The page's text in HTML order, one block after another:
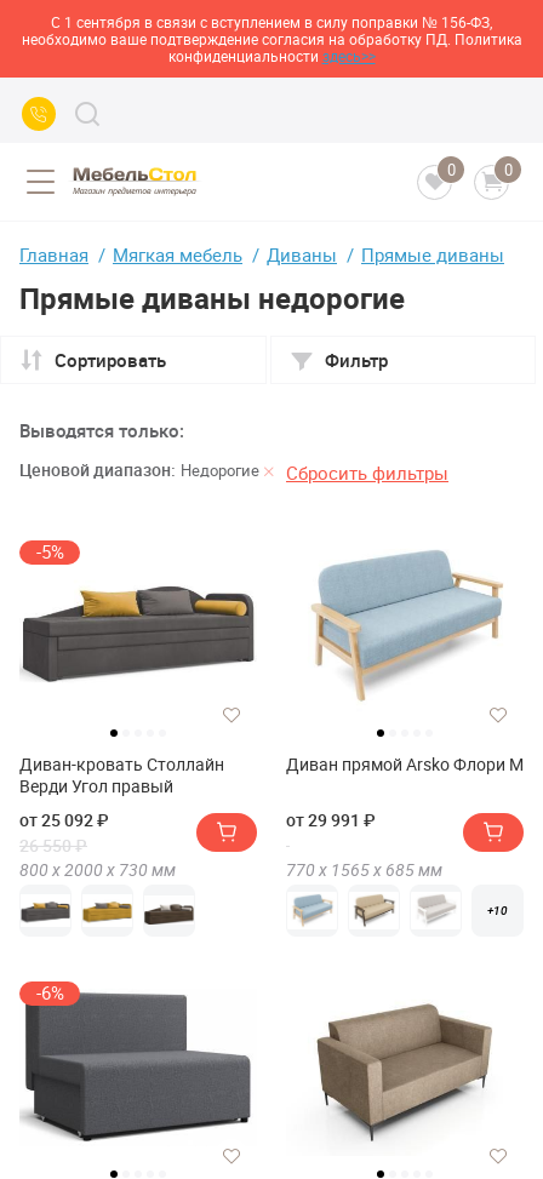
С 1 сентября в связи с вступлением в силу поправки № 156-ФЗ,
необходимо ваше подтверждение согласия на обработку ПД. Политика
конфиденциальности здесь>>
0 0
Главная Мягкая мебель Диваны Прямые диваны
Прямые диваны недорогие
Сортировать Фильтр
Выводятся только:
Ценовой диапазон: Недорогие Сбросить фильтры
-5%
Диван-кровать Столлайн
Верди Угол правый
от 25 092 ₽
26 550 ₽
800 х2000 х 730 мм
Диван прямой Arsko Флори М
от 29 991 ₽
770 х 1565 х 685мм
+10
-6%